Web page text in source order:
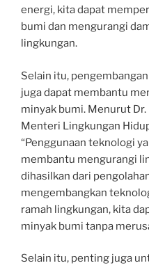
energi, kita dapat
bumi dan mengurangi
lingkungan.
Selain itu,
juga dapat membantu
minyak bumi. Menurut Dr.
Menteri Lingkungan
“Penggunaan teknologi
membantu mengurangi
dihasilkan dari
mengembangkan
ramah lingkungan, kita
minyak bumi tanpa
Selain itu, penting juga